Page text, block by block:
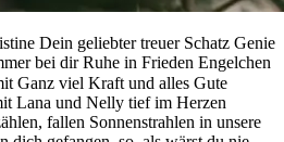
Dein geliebter treuer Schatz Genie
bei dir Ruhe in Frieden Engelchen
Ganz viel Kraft und alles Gute
Lana und Nelly tief im Herzen
fallen Sonnenstrahlen in unsere